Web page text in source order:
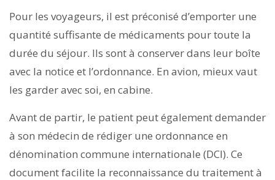
Pour les voyageurs, il est préconisé d’emporter une
quantité suffisante de médicaments pour toute la
durée du séjour. Ils sont à conserver dans leur boîte
avec la notice et l’ordonnance. En avion, mieux vaut
les garder avec soi, en cabine.
Avant de partir, le patient peut également demander
à son médecin de rédiger une ordonnance en
dénomination commune internationale (DCI). Ce
document facilite la reconnaissance du traitement à